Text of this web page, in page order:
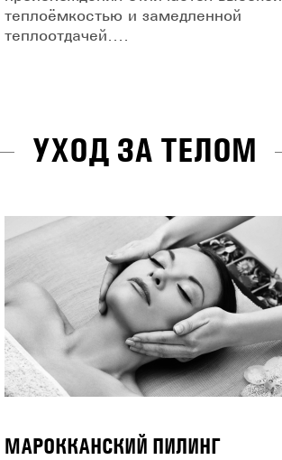
теплоёмкостью и замедленной
теплоотдачей....
УХОД ЗА ТЕЛОМ
МАРОККАНСКИЙ ПИЛИНГ